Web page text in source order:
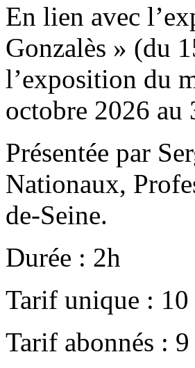
En lien avec
Gonzalès » (du
l’exposition du
octobre 2026
Présentée par
Nationaux,
de-Seine.
Durée : 2h
Tarif unique : 10
Tarif abonnés : 9